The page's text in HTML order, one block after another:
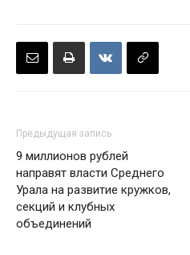
Предыдущая запись
9 миллионов рублей
направят власти Среднего
Урала на развитие кружков,
секций и клубных
объединений